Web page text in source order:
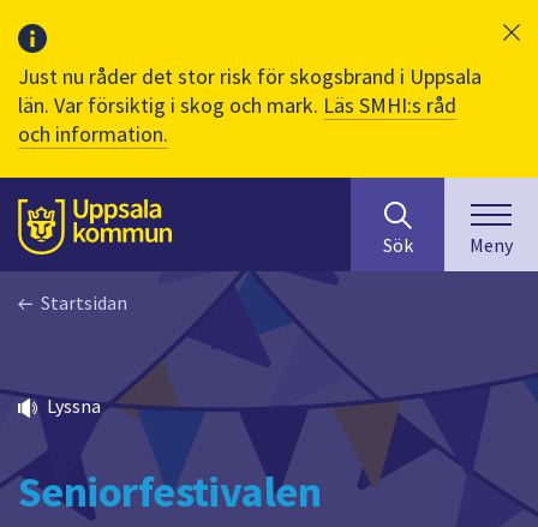
Just nu råder det stor risk för skogsbrand i Uppsala
län. Var försiktig i skog och mark. Läs SMHI:s råd
och information.
Till sidans
huvudinnehåll
efter
innehåll
på
börjar
skriva
i
sökfältet
Sök Meny
Startsidan
Lyssna
Seniorfestivalen